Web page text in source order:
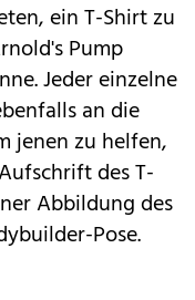
ein T-Shirt zu
Pump
Jeder einzelne
an die
jenen zu helfen,
des T-
Abbildung des
Pose.